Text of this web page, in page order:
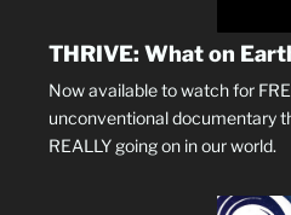
THRIVE: What on
Now available to watch for
unconventional documentary
REALLY going on in our world.